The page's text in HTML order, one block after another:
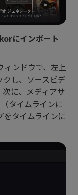
にインポート
ンドウで、左上
クし、ソースビデ
に、メディアサ
タイムラインに
タイムラインに